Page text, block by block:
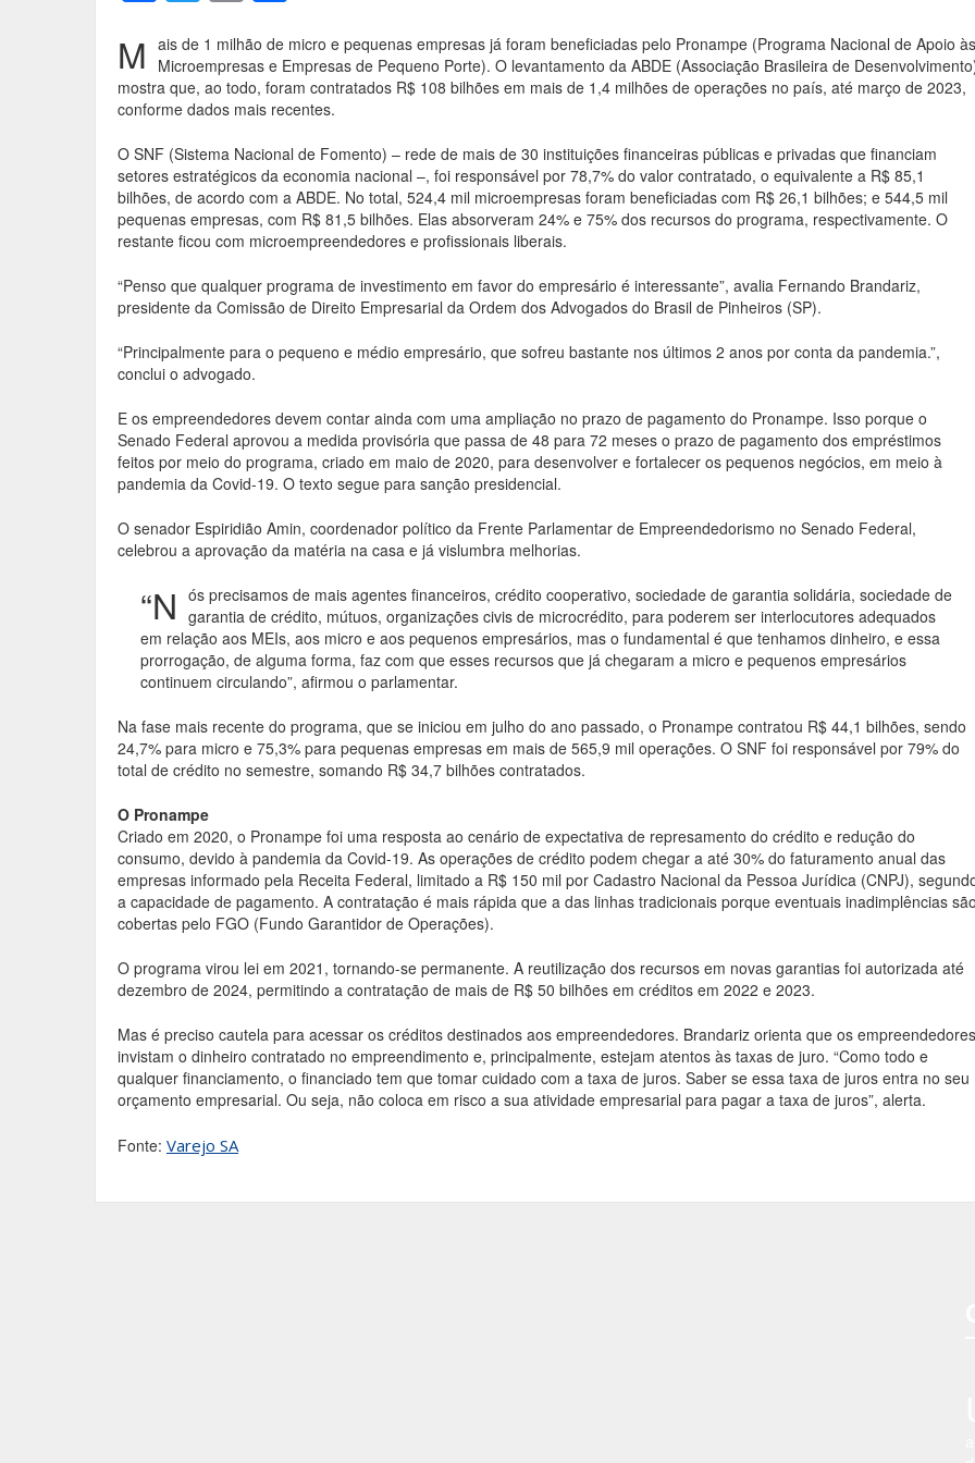
ac
e
b
o
o
k
w
itt
er
m
ai
l
ar
e
M ais de 1 milhão de micro e pequenas empresas já foram beneficiadas pelo Pronampe (Programa Nacional de Apoio às
Microempresas e Empresas de Pequeno Porte). O levantamento da ABDE (Associação Brasileira de
mostra que, ao todo, foram contratados R$ 108 bilhões em mais de 1,4 milhões de operações no país, até março de 2023,
conforme dados mais recentes.
O SNF (Sistema Nacional de Fomento) – rede de mais de 30 instituições financeiras públicas e privadas que financiam
setores estratégicos da economia nacional –, foi responsável por 78,7% do valor contratado, o equivalente a R$ 85,1
bilhões, de acordo com a ABDE. No total, 524,4 mil microempresas foram beneficiadas com R$ 26,1 bilhões; e 544,5 mil
pequenas empresas, com R$ 81,5 bilhões. Elas absorveram 24% e 75% dos recursos do programa, respectivamente. O
restante ficou com microempreendedores e profissionais liberais.
“Penso que qualquer programa de investimento em favor do empresário é interessante”, avalia Fernando Brandariz,
presidente da Comissão de Direito Empresarial da Ordem dos Advogados do Brasil de Pinheiros (SP).
“Principalmente para o pequeno e médio empresário, que sofreu bastante nos últimos 2 anos por conta da pandemia.”,
conclui o advogado.
E os empreendedores devem contar ainda com uma ampliação no prazo de pagamento do Pronampe. Isso porque o
Senado Federal aprovou a medida provisória que passa de 48 para 72 meses o prazo de pagamento dos empréstimos
feitos por meio do programa, criado em maio de 2020, para desenvolver e fortalecer os pequenos negócios, em meio à
pandemia da Covid-19. O texto segue para sanção presidencial.
O senador Espiridião Amin, coordenador político da Frente Parlamentar de Empreendedorismo no Senado Federal,
celebrou a aprovação da matéria na casa e já vislumbra melhorias.
“N ós precisamos de mais agentes financeiros, crédito cooperativo, sociedade de garantia solidária, sociedade de
garantia de crédito, mútuos, organizações civis de microcrédito, para poderem ser interlocutores adequados
em relação aos MEIs, aos micro e aos pequenos empresários, mas o fundamental é que tenhamos dinheiro, e essa
prorrogação, de alguma forma, faz com que esses recursos que já chegaram a micro e pequenos empresários
continuem circulando”, afirmou o parlamentar.
Na fase mais recente do programa, que se iniciou em julho do ano passado, o Pronampe contratou R$ 44,1 bilhões, sendo
24,7% para micro e 75,3% para pequenas empresas em mais de 565,9 mil operações. O SNF foi responsável por 79% do
total de crédito no semestre, somando R$ 34,7 bilhões contratados.
O Pronampe
Criado em 2020, o Pronampe foi uma resposta ao cenário de expectativa de represamento do crédito e redução do
consumo, devido à pandemia da Covid-19. As operações de crédito podem chegar a até 30% do faturamento anual das
empresas informado pela Receita Federal, limitado a R$ 150 mil por Cadastro Nacional da Pessoa Jurídica (CNPJ),
a capacidade de pagamento. A contratação é mais rápida que a das linhas tradicionais porque eventuais inadimplências
cobertas pelo FGO (Fundo Garantidor de Operações).
O programa virou lei em 2021, tornando-se permanente. A reutilização dos recursos em novas garantias foi autorizada até
dezembro de 2024, permitindo a contratação de mais de R$ 50 bilhões em créditos em 2022 e 2023.
Mas é preciso cautela para acessar os créditos destinados aos empreendedores. Brandariz orienta que os empreendedores
invistam o dinheiro contratado no empreendimento e, principalmente, estejam atentos às taxas de juro. “Como todo e
qualquer financiamento, o financiado tem que tomar cuidado com a taxa de juros. Saber se essa taxa de juros entra no seu
orçamento empresarial. Ou seja, não coloca em risco a sua atividade empresarial para pagar a taxa de juros”, alerta.
Fonte: Varejo SA